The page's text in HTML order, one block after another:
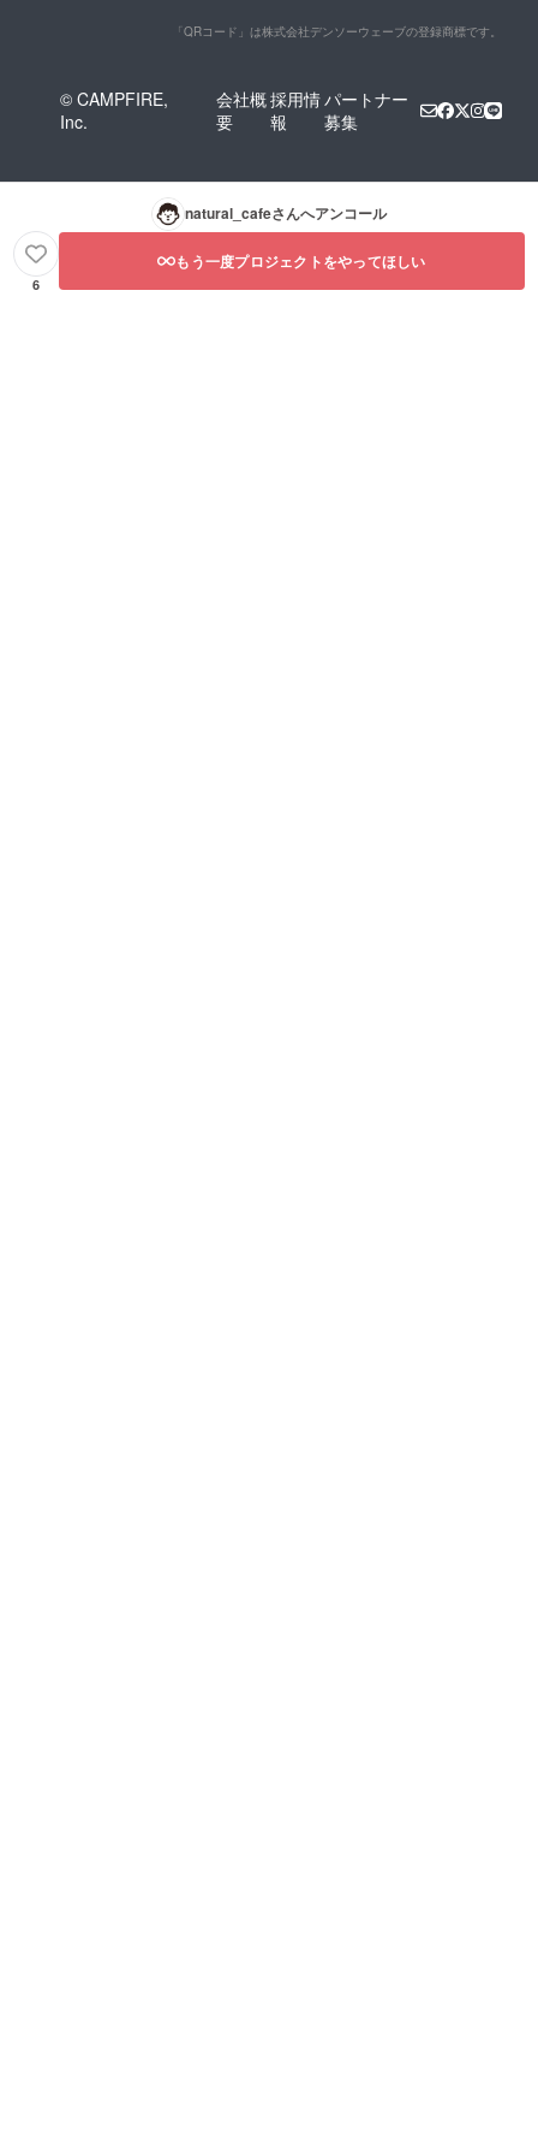
「QRコード」は株式会社デンソーウェーブの登録商標です。
© CAMPFIRE,
Inc.
会社概
要
採用情
報
パートナー
募集
natural_cafeさんへアンコール
6
もう一度プロジェクトをやってほしい